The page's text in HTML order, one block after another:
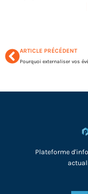
ARTICLE PRÉCÉDENT
Plateforme